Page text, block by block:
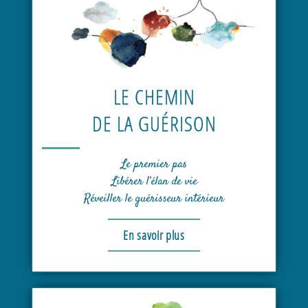
LE CHEMIN
DE LA GUÉRISON
Le premier pas
Libérer l’élan de vie
Réveiller le guérisseur intérieur
En savoir plus